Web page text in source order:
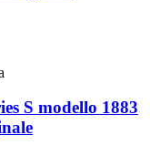
S modello 1883